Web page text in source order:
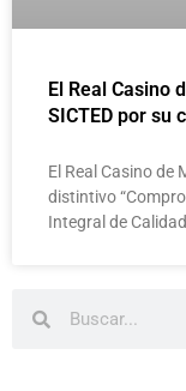
El Real Casino
SICTED por su
El Real Casino de
distintivo
Integral de